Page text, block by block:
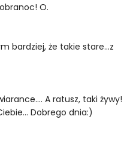
O.
bardziej, że takie stare…z
A ratusz, taki żywy!
Dobrego dnia:)